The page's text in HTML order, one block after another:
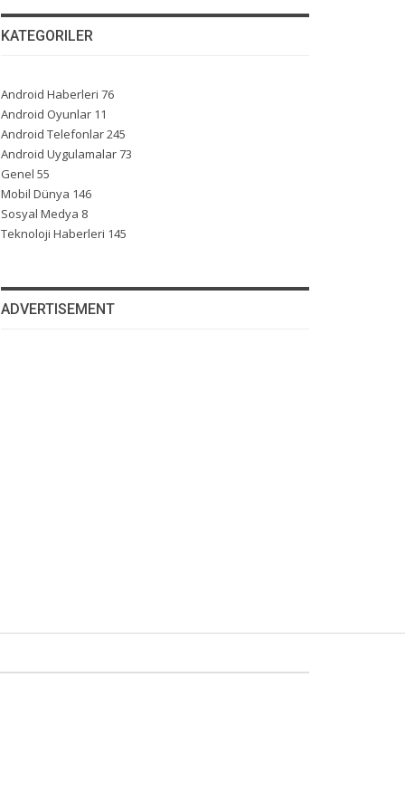
KATEGORILER
Android Haberleri 76
Android Oyunlar 11
Android Telefonlar245
Android Uygulamalar73
Genel 55
Mobil Dünya 146
Sosyal Medya 8
Teknoloji Haberleri 145
ADVERTISEMENT